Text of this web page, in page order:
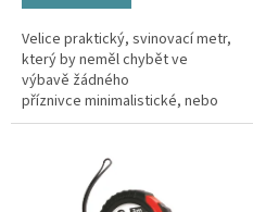
Velice praktický, svinovací metr,
který by neměl chybět ve
výbavě žádného
příznivce minimalistické, nebo
lehčí výbavy. Filex Tape Ruler je